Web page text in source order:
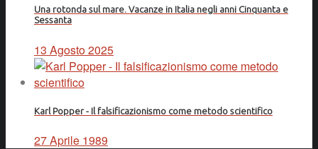
Una rotonda sul mare. Vacanze in Italia negli anni Cinquanta e
Sessanta
13 Agosto 2025
Karl Popper - Il falsificazionismo come metodo scientifico
27 Aprile 1989